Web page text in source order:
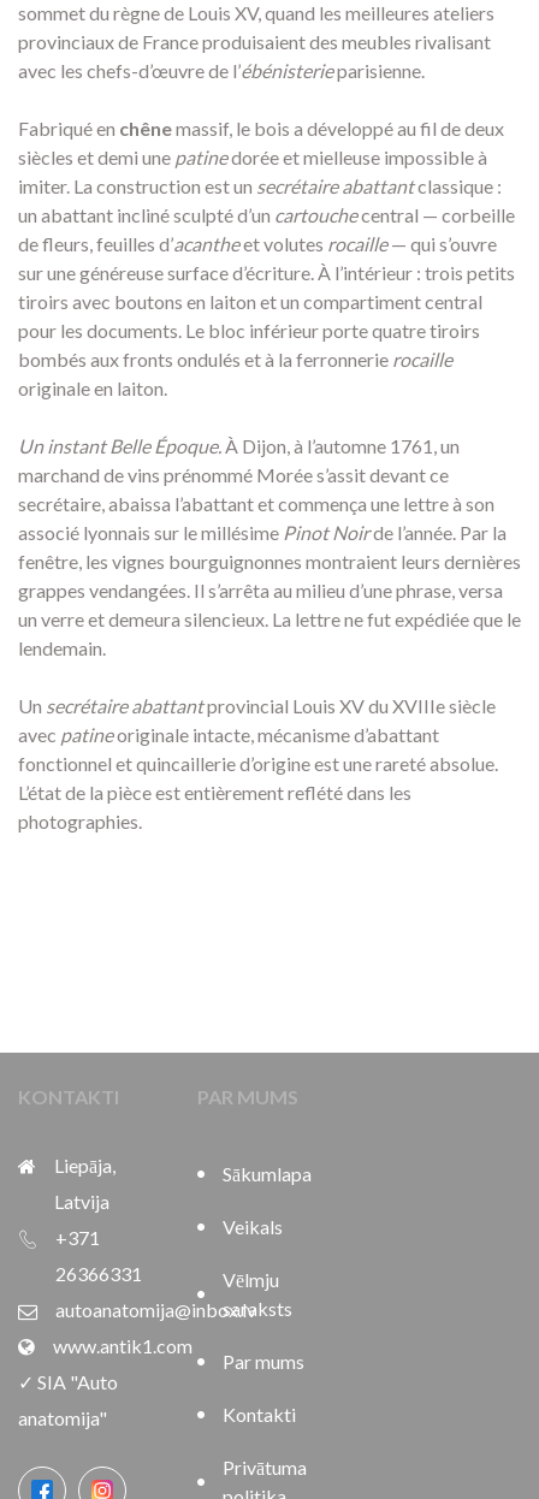
sommet du règne de Louis XV, quand les meilleures ateliers
provinciaux de France produisaient des meubles rivalisant
avec les chefs-d’œuvre de l’ébénisterieparisienne.
Fabriqué en chênemassif, le bois a développé au fil de deux
siècles et demi une patinedorée et mielleuse impossible à
imiter. La construction est un secrétaire abattantclassique :
un abattant incliné sculpté d’un cartouchecentral — corbeille
de fleurs, feuilles d’acantheet volutes rocaille— qui s’ouvre
sur une généreuse surface d’écriture. À l’intérieur : trois petits
tiroirs avec boutons en laiton et un compartiment central
pour les documents. Le bloc inférieur porte quatre tiroirs
bombés aux fronts ondulés et à la ferronnerie rocaille
originale en laiton.
Un instant Belle Époque.À Dijon, à l’automne 1761, un
marchand de vins prénommé Morée s’assit devant ce
secrétaire, abaissa l’abattant et commença une lettre à son
associé lyonnais sur le millésime Pinot Noirde l’année. Par la
fenêtre, les vignes bourguignonnes montraient leurs dernières
grappes vendangées. Il s’arrêta au milieu d’une phrase, versa
un verre et demeura silencieux. La lettre ne fut expédiée que le
lendemain.
Un secrétaire abattantprovincial Louis XV du XVIIIe siècle
avec patineoriginale intacte, mécanisme d’abattant
fonctionnel et quincaillerie d’origine est une rareté absolue.
L’état de la pièce est entièrement reflété dans les
photographies.
KONTAKTI
Liepāja,
Latvija
+371
26366331
autoanatomija@inbox.lv
www.antik1.com
✓ SIA "Auto
anatomija"
PAR MUMS
Sākumlapa
Veikals
Vēlmju
saraksts
Par mums
Kontakti
Privātuma